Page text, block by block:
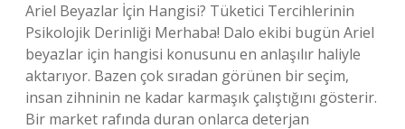
Ariel Beyazlar İçin Hangisi? Tüketici Tercihlerinin
Psikolojik Derinliği Merhaba! Dalo ekibi bugün Ariel
beyazlar için hangisi konusunu en anlaşılır haliyle
aktarıyor. Bazen çok sıradan görünen bir seçim,
insan zihninin ne kadar karmaşık çalıştığını gösterir.
Bir market rafında duran onlarca deterjan